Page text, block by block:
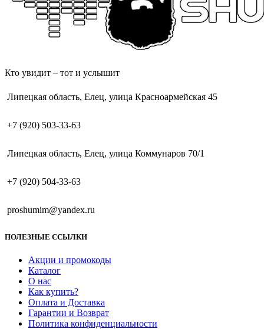
Кто увидит – тот и услышит
Липецкая область, Елец, улица Красноармейская 45
+7 (920) 503-33-63
Липецкая область, Елец, улица Коммунаров 70/1
+7 (920) 504-33-63
proshumim@yandex.ru
ПОЛЕЗНЫЕ ССЫЛКИ
Акции и промокоды
Каталог
О нас
Как купить?
Оплата и Доставка
Гарантии и Возврат
Политика конфиденциальности